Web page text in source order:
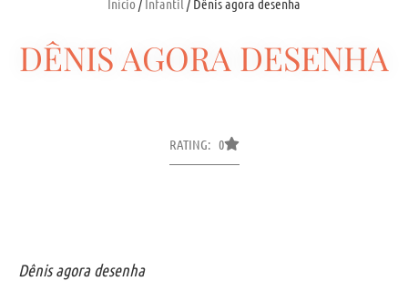
Início /Infantil / Dênis agora desenha
DÊNIS AGORA DESENHA
RATING: 0
Dênis agora desenha